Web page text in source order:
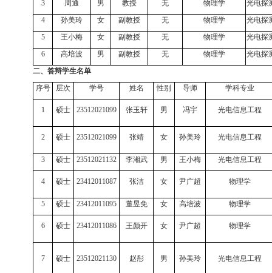
3
周通 男 教授 无 物理学
光电探
4
孙美玲 女 副教授 无 物理学
光电探
5
王小梅 女 副教授 无 物理学
光电探
6
高培波 男 副教授 无 物理学
光电探
二、答辩学生名单
序号
层次 学号 姓名 性别 导师 学科专业
1 硕士 23512021099 张玉轩 男 冯宇 光电信息工程
2 硕士 23512021099 张靖 女 孙美玲 光电信息工程
3 硕士 23512021132 李湘武 男 王小梅 光电信息工程
4 硕士 23412011087 张洁 女 尹广超 物理学
5 硕士 23412011095 董昱免 女 高培波 物理学
6 硕士 23412011086 王颜开 女 尹广超 物理学
7 硕士 23512021130 赵彤 男 孙美玲 光电信息工程